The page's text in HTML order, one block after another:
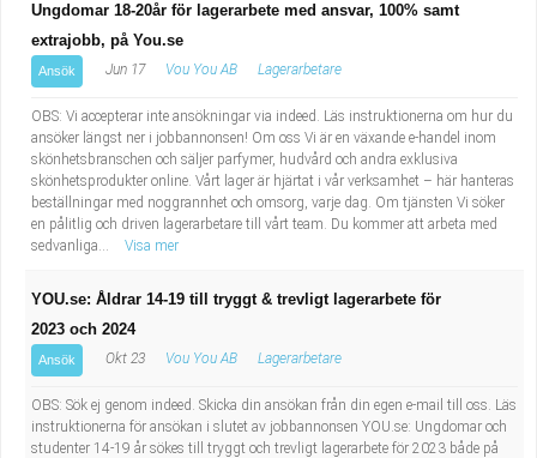
Kropps- och skönhetsvård
Kultur, media, design
Militärt arbete
Naturbruk
Naturvetenskapligt arbete
Pedagogiskt arbete
Sanering och renhållning
Socialt arbete
Budbilsförare
Tidningsbud/Tidningsdistributör
Lärare i fritidshem/Fritidspedagog
Taxiförare/Taxichaufför
Läkarsekreterare/Vårdadmin/Medicinsk
sekreterare
Lastbilsförare m.fl.
Fastighetsskötare
Ungdomar 18-20år för lagerarbete med ansvar, 100% samt
extrajobb, på You.se
Ansök Jun 17 Vou You AB Lagerarbetare
OBS: Vi accepterar inte ansökningar via indeed. Läs instruktionerna om hur du
ansöker längst ner i jobbannonsen! Om oss Vi är en växande e-handel inom
skönhetsbranschen och säljer parfymer, hudvård och andra exklusiva
skönhetsprodukter online. Vårt lager är hjärtat i vår verksamhet – här hanteras
beställningar med noggrannhet och omsorg, varje dag. Om tjänsten Vi söker
en pålitlig och driven lagerarbetare till vårt team. Du kommer att arbeta med
sedvanliga...
Visa mer
YOU.se: Åldrar 14-19 till tryggt & trevligt lagerarbete för
2023 och 2024
Ansök Okt 23 Vou You AB Lagerarbetare
OBS: Sök ej genom indeed. Skicka din ansökan från din egen e-mail till oss. Läs
instruktionerna för ansökan i slutet av jobbannonsen YOU.se: Ungdomar och
studenter 14-19 år sökes till tryggt och trevligt lagerarbete för 2023 både på